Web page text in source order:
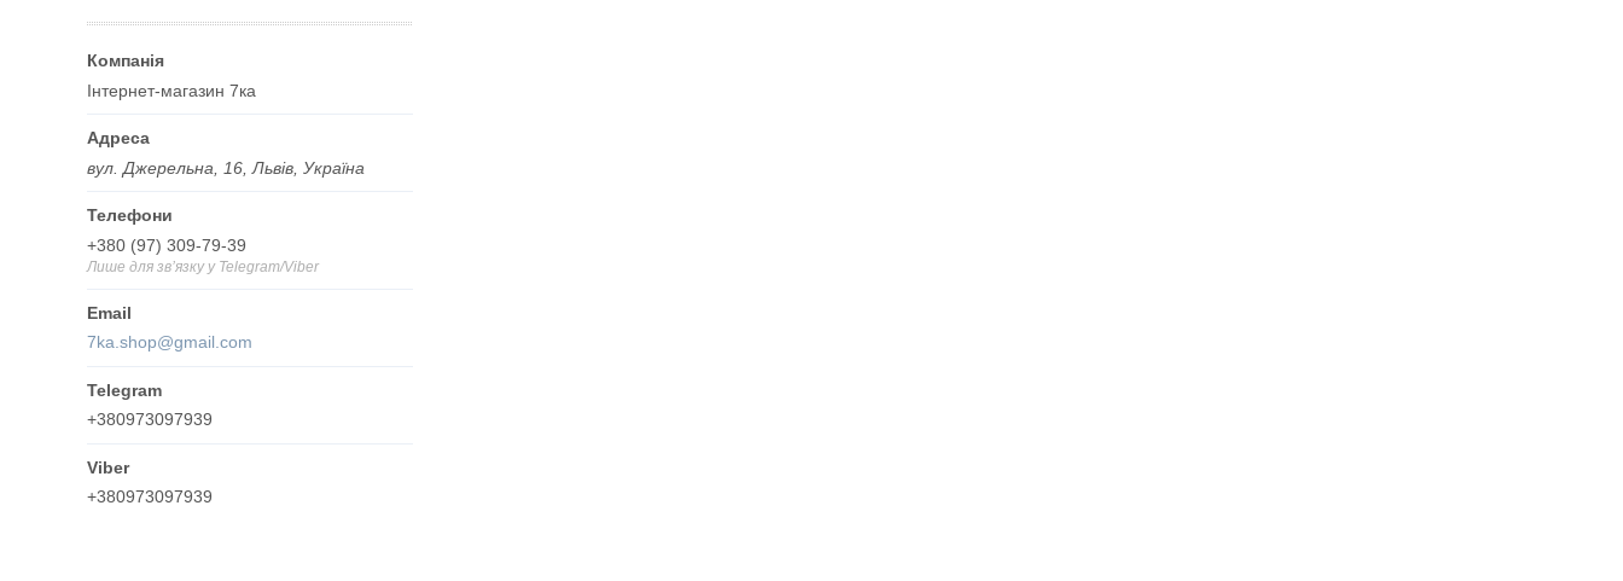
Інтернет-магазин 7ка
вул. Джерельна, 16, Львів, Україна
+380 (97) 309-79-39
Лише для звʼязку у Telegram/Viber
7ka.shop@gmail.com
+380973097939
+380973097939